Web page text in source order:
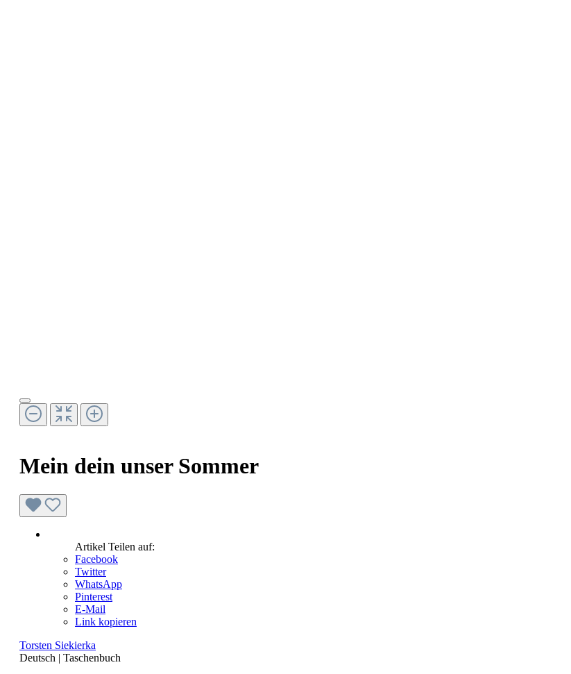
Mein dein unser Sommer
Artikel Teilen auf:
Facebook
Twitter
WhatsApp
Pinterest
E-Mail
Link kopieren
Torsten Siekierka
Deutsch | Taschenbuch